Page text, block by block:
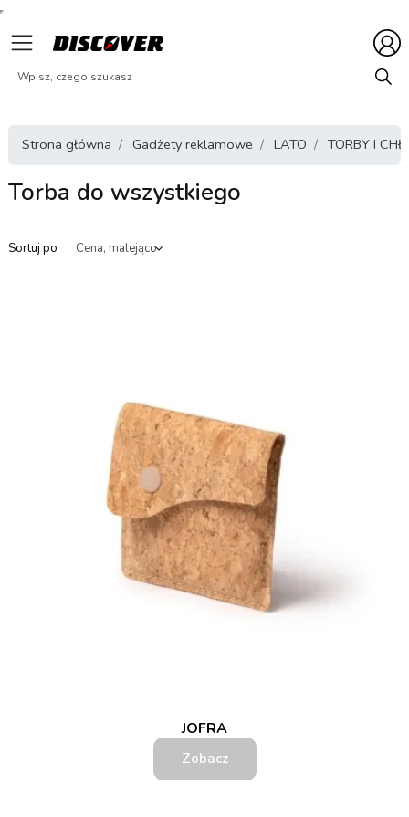
Strona główna Gadżety reklamowe LATO TORBY I
Torba do wszystkiego
Sortuj po
JOFRA
Zobacz